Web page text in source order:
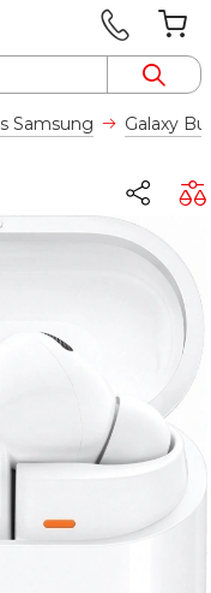
Samsung Galaxy